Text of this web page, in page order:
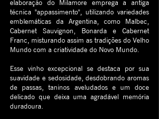
elaboração do Milamore emprega a antiga
técnica "appassimento", utilizando variedades
emblemáticas da Argentina, como Malbec,
Cabernet Sauvignon, Bonarda e Cabernet
Franc, misturando assim as tradições do Velho
Mundo com a criatividade do Novo Mundo.
Esse vinho excepcional se destaca por sua
suavidade e sedosidade, desdobrando aromas
de passas, taninos aveludados e um doce
delicado que deixa uma agradável memória
duradoura.